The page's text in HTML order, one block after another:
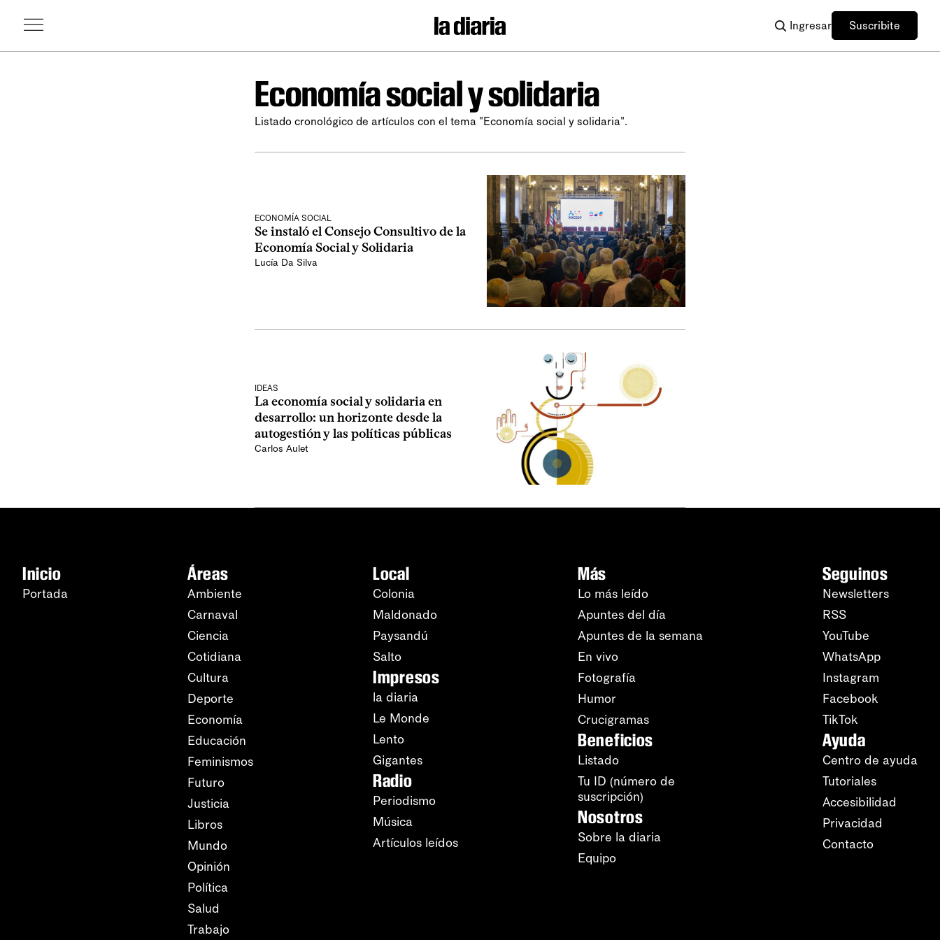
Ingresar Suscribite
Economía social y solidaria
Listado cronológico de artículos con el tema "Economía social y solidaria".
ECONOMÍA SOCIAL
Se instaló el Consejo Consultivo de la
Economía Social y Solidaria
Lucía Da Silva
IDEAS
La economía social y solidaria en
desarrollo: un horizonte desde la
autogestión y las políticas públicas
Carlos Aulet
Inicio
Portada
Áreas
Ambiente
Carnaval
Ciencia
Cotidiana
Cultura
Deporte
Economía
Educación
Feminismos
Futuro
Justicia
Libros
Mundo
Opinión
Política
Salud
Trabajo
Local
Colonia
Maldonado
Paysandú
Salto
Impresos
la diaria
Le Monde
Lento
Gigantes
Radio
Periodismo
Música
Artículos leídos
Más
Lo más leído
Apuntes del día
Apuntes de la semana
En vivo
Fotografía
Humor
Crucigramas
Beneficios
Listado
Tu ID (número de
suscripción)
Nosotros
Sobre la diaria
Equipo
Seguinos
Newsletters
RSS
YouTube
WhatsApp
Instagram
Facebook
TikTok
Ayuda
Centro de ayuda
Tutoriales
Accesibilidad
Privacidad
Contacto